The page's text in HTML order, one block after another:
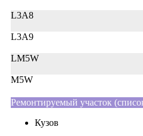
L3A8
L3A9
LM5W
M5W
Ремонтируемый участок
Кузов